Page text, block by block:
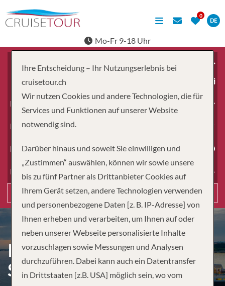
DE
Mo-Fr 9-18 Uhr
Erwachsene
Kinder
Dauer
Reiseart
Suchen
ROUNDTRIP
SOUTHAMPTON
Ihre Entscheidung – Ihr Nutzungserlebnis bei
cruisetour.ch
Wir nutzen Cookies und andere Technologien, die für
Services und Funktionen auf unserer Website
notwendig sind.
Darüber hinaus und soweit Sie einwilligen und
„Zustimmen“ auswählen, können wir sowie unsere
bis zu fünf Partner als Drittanbieter Cookies auf
Ihrem Gerät setzen, andere Technologien verwenden
und personenbezogene Daten [z. B. IP-Adresse] von
Ihnen erheben und verarbeiten, um Ihnen auf oder
neben unserer Webseite personalisierte Inhalte
vorzuschlagen sowie Messungen und Analysen
durchzuführen. Dabei kann auch ein Datentransfer
in Drittstaaten [z.B. USA] möglich sein, wo vom